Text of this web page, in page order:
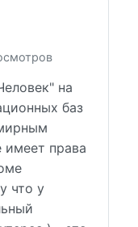
на
баз
права
что у